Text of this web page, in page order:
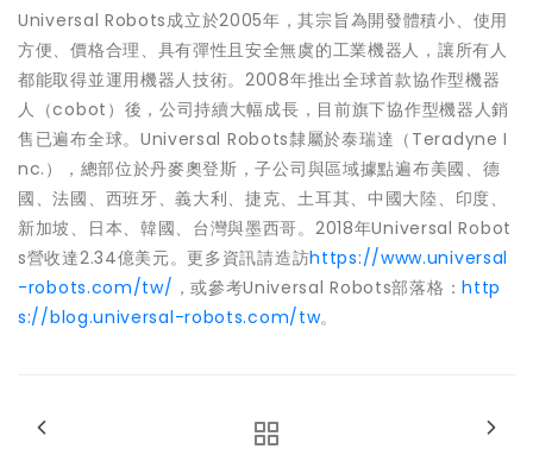
Universal Robots成立於2005年，其宗旨為開發體積小、使用
方便、價格合理、具有彈性且安全無虞的工業機器人，讓所有人
都能取得並運用機器人技術。2008年推出全球首款協作型機器
人（cobot）後，公司持續大幅成長，目前旗下協作型機器人銷
售已遍布全球。Universal Robots隸屬於泰瑞達（Teradyne I
nc.），總部位於丹麥奧登斯，子公司與區域據點遍布美國、德
國、法國、西班牙、義大利、捷克、土耳其、中國大陸、印度、
新加坡、日本、韓國、台灣與墨西哥。2018年Universal Robot
s營收達2.34億美元。更多資訊請造訪https://www.universal
-robots.com/tw/ ，或參考Universal Robots部落格：http
s://blog.universal-robots.com/tw。